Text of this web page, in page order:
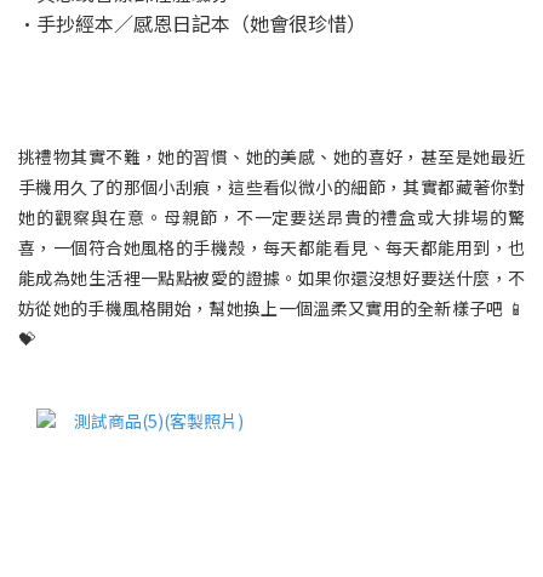
•手抄經本／感恩日記本（她會很珍惜）
挑禮物其實不難，她的習慣、她的美感、她的喜好，甚至是她最近
手機用久了的那個小刮痕，這些看似微小的細節，其實都藏著你對
她的觀察與在意。母親節，不一定要送昂貴的禮盒或大排場的驚
喜，一個符合她風格的手機殼，每天都能看見、每天都能用到，也
能成為她生活裡一點點被愛的證據。如果你還沒想好要送什麼，不
妨從她的手機風格開始，幫她換上一個溫柔又實用的全新樣子吧 📱
💝